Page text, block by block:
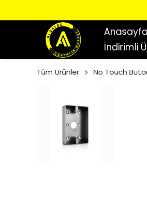
Anasayfa
İndirimli
Tüm Ürünler No Touch